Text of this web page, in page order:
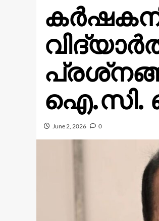
ഐ.സി.
June 2, 2026 0